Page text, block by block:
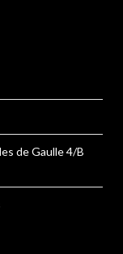
de Gaulle 4/B